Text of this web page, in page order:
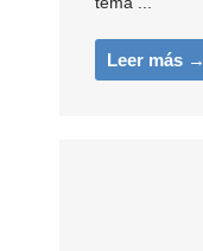
Leer más →